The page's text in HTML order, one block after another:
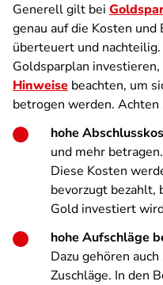
Generell gilt bei
genau auf die Kosten
überteuert und
Goldsparplan
Hinweise beachten, um
betrogen werden. Achten
hohe
und mehr betragen.
Diese Kosten
bevorzugt bezahlt,
Gold investiert
hohe Aufschläge
Dazu gehören
Zuschläge. In den